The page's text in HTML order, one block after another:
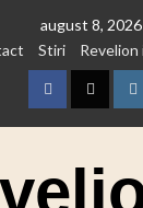
august 8, 2026
Stiri Revelion
FacebookTwitter